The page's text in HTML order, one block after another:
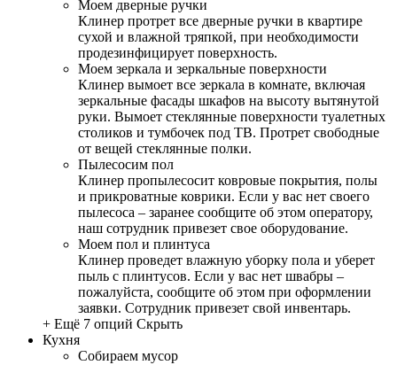
Моем дверные ручки
Клинер протрет все дверные ручки в квартире
сухой и влажной тряпкой, при необходимости
продезинфицирует поверхность.
Моем зеркала и зеркальные поверхности
Клинер вымоет все зеркала в комнате, включая
зеркальные фасады шкафов на высоту вытянутой
руки. Вымоет стеклянные поверхности туалетных
столиков и тумбочек под ТВ. Протрет свободные
от вещей стеклянные полки.
Пылесосим пол
Клинер пропылесосит ковровые покрытия, полы
и прикроватные коврики. Если у вас нет своего
пылесоса – заранее сообщите об этом оператору,
наш сотрудник привезет свое оборудование.
Моем пол и плинтуса
Клинер проведет влажную уборку пола и уберет
пыль с плинтусов. Если у вас нет швабры –
пожалуйста, сообщите об этом при оформлении
заявки. Сотрудник привезет свой инвентарь.
+ Ещё 7 опций Скрыть
Кухня
Собираем мусор